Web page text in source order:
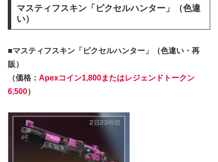
マスティフスキン「ピクセルハンター」（色違
い）
■マスティフスキン「ピクセルハンター」（色違い・再
販）
（価格： Apexコイン1,800またはレジェンドトークン
6,500）